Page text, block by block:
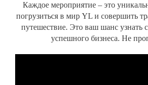
Каждое мероприятие – это
погрузиться в мир YL и совершить
путешествие. Это ваш шанс узнать
успешного бизнеса. Не